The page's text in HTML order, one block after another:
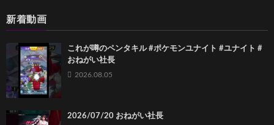
新着動画
これが噂のペンタキル #ポケモンユナイト #ユナイト #
おねがい社長
2026.08.05
2026/07/20 おねがい社長